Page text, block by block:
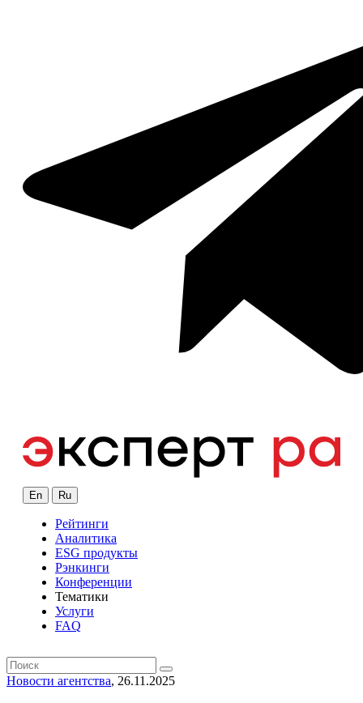
En Ru
Рейтинги
Аналитика
ESG продукты
Рэнкинги
Конференции
Тематики
Услуги
FAQ
Новости агентства, 26.11.2025